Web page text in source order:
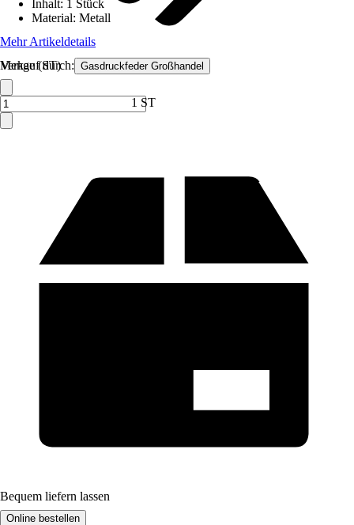
Verkauf durch: Gasdruckfeder Großhandel
Inhalt: 1 Stück
Material: Metall
Mehr Artikeldetails
Menge (ST)
1 ST
Bequem liefern lassen
Online bestellen